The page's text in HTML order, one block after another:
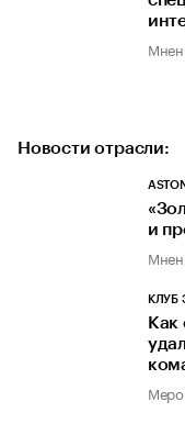
Новости отрасли:
и
КЛУБ
Как